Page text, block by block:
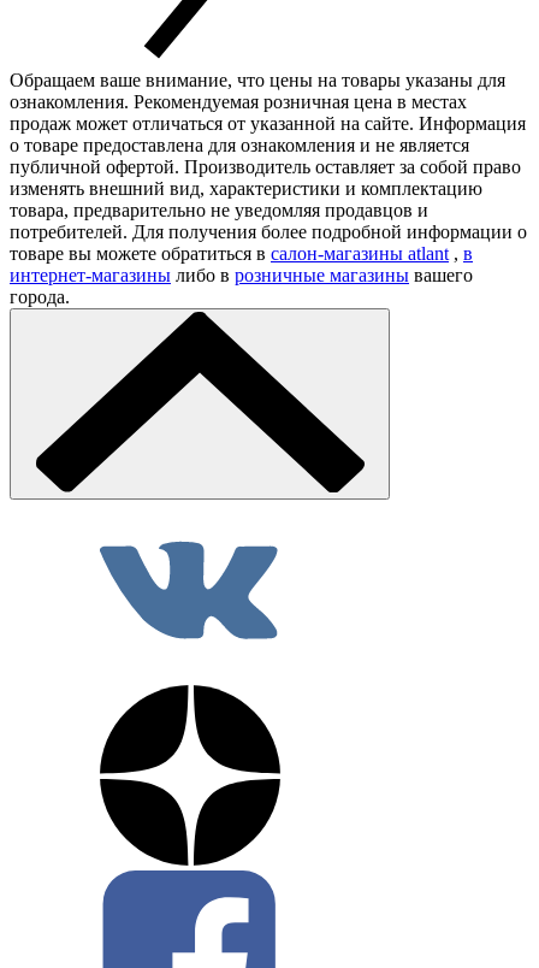
Обращаем ваше внимание, что цены на товары указаны для
ознакомления. Рекомендуемая розничная цена в местах
продаж может отличаться от указанной на сайте. Информация
о товаре предоставлена для ознакомления и не является
публичной офертой. Производитель оставляет за собой право
изменять внешний вид, характеристики и комплектацию
товара, предварительно не уведомляя продавцов и
потребителей. Для получения более подробной информации о
товаре вы можете обратиться в салон-магазины atlant , в
интернет-магазины либо в розничные магазины вашего
города.